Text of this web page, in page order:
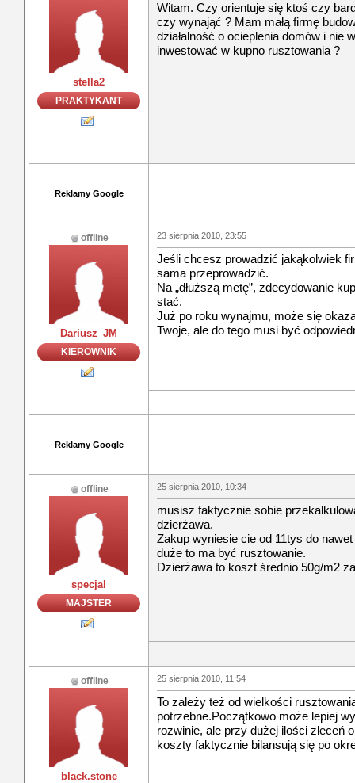
stella2
PRAKTYKANT
Witam. Czy orientuje się ktoś czy
czy wynająć ? Mam małą firmę
działalność o ocieplenia domów i nie
inwestować w kupno rusztowania ?
Reklamy Google
offline
Dariusz_JM
KIEROWNIK
23 sierpnia 2010, 23:55
Jeśli chcesz prowadzić jakąkolwiek
sama przeprowadzić.
Na „dłuższą metę”, zdecydowanie
stać.
Już po roku wynajmu, może się
Twoje, ale do tego musi być
Reklamy Google
offline
specjal
MAJSTER
25 sierpnia 2010, 10:34
musisz faktycznie sobie
dzierżawa.
Zakup wyniesie cie od 11tys do
duże to ma być rusztowanie.
Dzierżawa to koszt średnio 50g/m2
offline
black.stone
25 sierpnia 2010, 11:54
To zależy też od wielkości
potrzebne.Początkowo może lepiej
rozwinie, ale przy dużej ilości zleceń
koszty faktycznie bilansują się po